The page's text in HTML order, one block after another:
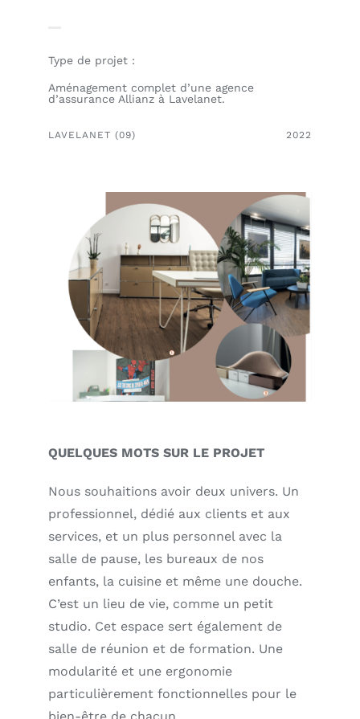
Contact
Type de projet :
Aménagement complet d’une agence
d’assurance Allianz à Lavelanet.
LAVELANET (09) 2022
QUELQUES MOTS SUR LE PROJET
Nous souhaitions avoir deux univers. Un
professionnel, dédié aux clients et aux
services, et un plus personnel avec la
salle de pause, les bureaux de nos
enfants, la cuisine et même une douche.
C’est un lieu de vie, comme un petit
studio. Cet espace sert également de
salle de réunion et de formation. Une
modularité et une ergonomie
particulièrement fonctionnelles pour le